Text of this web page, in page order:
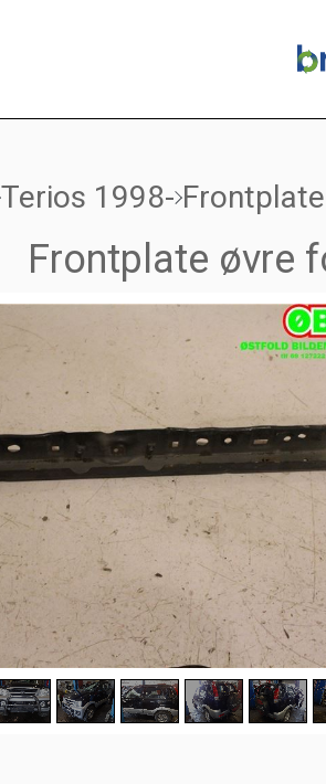
Terios 1998-
Frontplate øvre